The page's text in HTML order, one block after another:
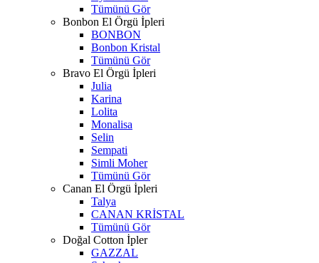
Tümünü Gör
Bonbon El Örgü İpleri
BONBON
Bonbon Kristal
Tümünü Gör
Bravo El Örgü İpleri
Julia
Karina
Lolita
Monalisa
Selin
Sempati
Simli Moher
Tümünü Gör
Canan El Örgü İpleri
Talya
CANAN KRİSTAL
Tümünü Gör
Doğal Cotton İpler
GAZZAL